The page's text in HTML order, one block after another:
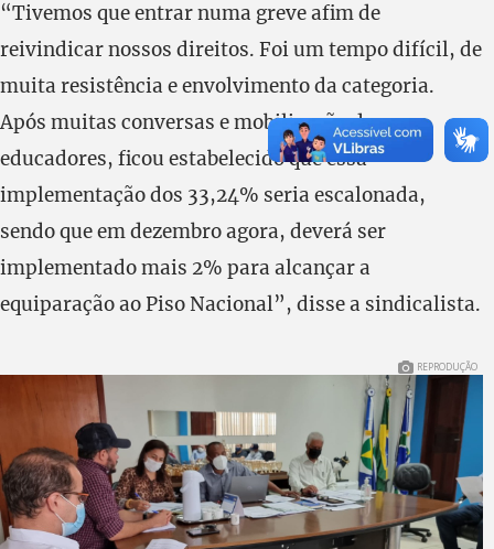
“Tivemos que entrar numa greve afim de
reivindicar nossos direitos. Foi um tempo difícil, de
muita resistência e envolvimento da categoria.
Após muitas conversas e mobilização dos
educadores, ficou estabelecido que essa
implementação dos 33,24% seria escalonada,
sendo que em dezembro agora, deverá ser
implementado mais 2% para alcançar a
equiparação ao Piso Nacional”, disse a sindicalista.
REPRODUÇÃO